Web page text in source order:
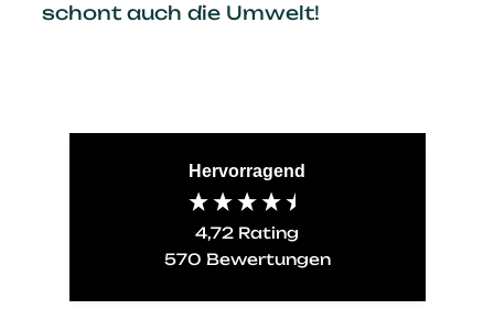
schont auch die Umwelt!
Hervorragend
4,72 Rating
570 Bewertungen